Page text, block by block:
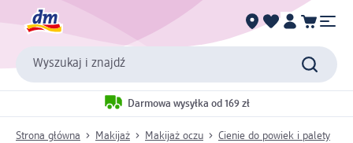
Wyszukaj i znajdź
Darmowa wysyłka od 169 zł
Strona główna Makijaż Makijaż oczu Cienie do powiek i palety